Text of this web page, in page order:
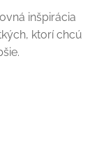
inšpirácia
ktorí chcú